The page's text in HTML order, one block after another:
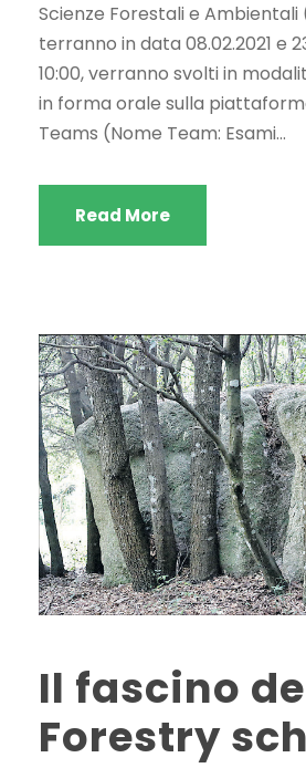
Scienze Forestali e Ambientali
terranno in data 08.02.2021 e
10:00, verranno svolti in
in forma orale sulla
Teams (Nome Team: Esami...
Read More
Il fascino
Forestry